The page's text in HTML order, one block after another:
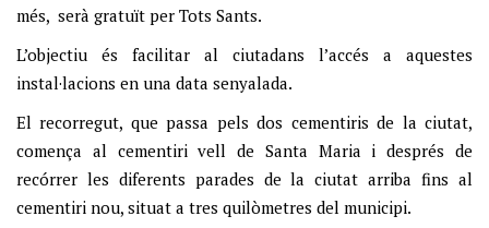
més, serà gratuït per Tots Sants.
L’objectiu és facilitar al ciutadans l’accés a aquestes
instal·lacions en una data senyalada.
El recorregut, que passa pels dos cementiris de la ciutat,
comença al cementiri vell de Santa Maria i després de
recórrer les diferents parades de la ciutat arriba fins al
cementiri nou, situat a tres quilòmetres del municipi.